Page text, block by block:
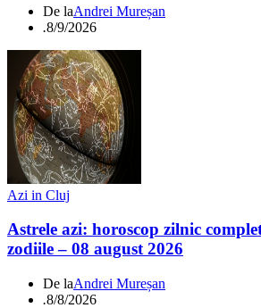
De laAndrei Mureșan
.8/9/2026
Azi in Cluj
Astrele azi: horoscop zilnic
zodiile – 08 august 2026
De laAndrei Mureșan
.8/8/2026